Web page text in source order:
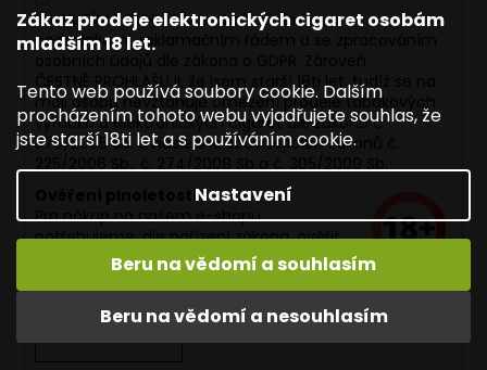
Zákaz prodeje elektronických cigaret osobám
mladším 18 let.
Tento web používá soubory cookie. Dalším
procházením tohoto webu vyjadřujete souhlas, že
jste starší 18ti let a s používáním cookie.
Nastavení
Beru na vědomí a nesouhlasím
Beru na vědomí a souhlasím
KLIKNUTÍM SOUHLASÍM sobchodními
podmínkami,reklamačním řádem a se zpracováním
ČESTNĚ PROHLAŠUJI, že jsem starší 18ti let, tudíž se na
moji osobu nevztahuje omezení prodeje tabákových
výrobků a elektronických cigaret dle zákona č.
379/2005 Sb. a následně souvisejících zákonů č.
Ověření plnoletosti
Pro nákup na našem e-shopu
potřebujeme, dle nařízení zákona, ověřit
Vaši plnoletost.
Vaše osobní údaje nikdy neukládáme!